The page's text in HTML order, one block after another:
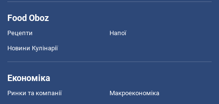
Food Oboz
Рецепти Напої
Новини Кулінарії
Економіка
Ринки та компанії Макроекономіка